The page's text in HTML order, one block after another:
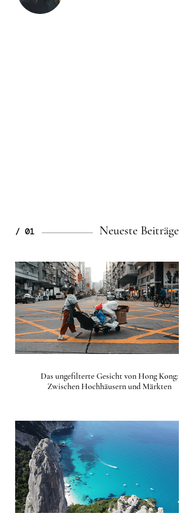
/ 01 Neueste Beiträge
Das ungefilterte Gesicht von Hong Kong:
Zwischen Hochhäusern und Märkten